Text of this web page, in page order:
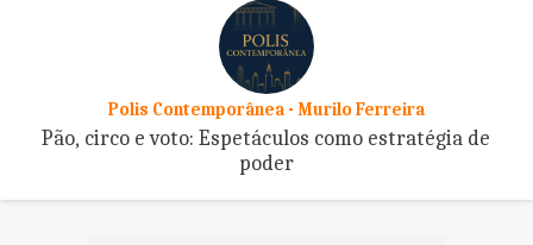
Polis Contemporânea - Murilo Ferreira
Pão, circo e voto: Espetáculos como estratégia de
poder